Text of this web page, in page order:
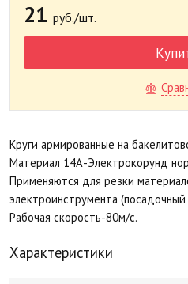
21 руб./шт.
Круги армированные на
Материал 14А-Электрокорунд
Применяются для резки
электроинструмента
Рабочая скорость-80м/с.
Характеристики